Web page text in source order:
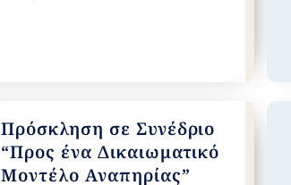
Πρόσκληση σε Συνέδριο
“Προς ένα Δικαιωματικό
Μοντέλο Αναπηρίας”